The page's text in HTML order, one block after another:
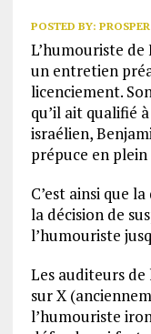
POSTED BY:
L’humouriste
un entretien
licenciement.
qu’il ait qualifié
israélien,
prépuce en
C’est ainsi que
la décision de
l’humouriste
Les auditeurs
sur X
l’humouriste